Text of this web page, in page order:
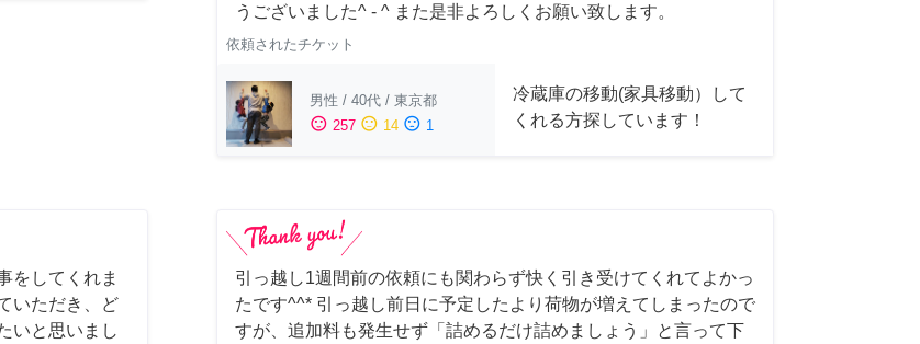
うございました^ - ^ また是非よろしくお願い致します。
依頼されたチケット
男性 / 40代 / 東京都
sentiment_satisfied 257 sentiment_neutral 14 sentiment_dissatisfied 1
冷蔵庫の移動(家具移動）して
くれる方探しています！
をしてくれま
いただき、ど
いと思いまし
引っ越し1週間前の依頼にも関わらず快く引き受けてくれてよかっ
たです^^* 引っ越し前日に予定したより荷物が増えてしまったので
すが、追加料も発生せず「詰めるだけ詰めましょう」と言って下